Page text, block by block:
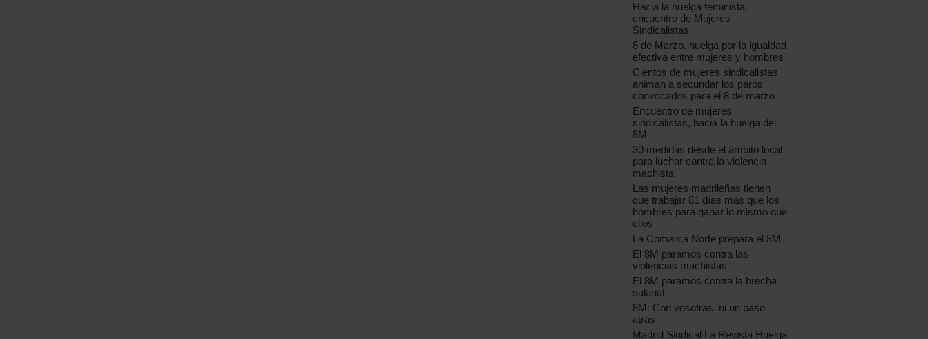
Hacia la huelga feminista:
encuentro de Mujeres
Sindicalistas
8 de Marzo, huelga por la igualdad
efectiva entre mujeres y hombres
Cientos de mujeres sindicalistas
animan a secundar los paros
convocados para el 8 de marzo
Encuentro de mujeres
sindicalistas, hacia la huelga del
8M
30 medidas desde el ámbito local
para luchar contra la violencia
machista
Las mujeres madrileñas tienen
que trabajar 81 días más que los
hombres para ganar lo mismo que
ellos
La Comarca Norte prepara el 8M
El 8M paramos contra las
violencias machistas
El 8M paramos contra la brecha
salarial
8M: Con vosotras, ni un paso
atrás
Madrid Sindical La Revista Huelga